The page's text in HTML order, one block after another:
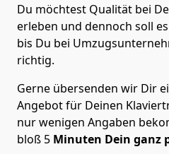
Du möchtest Qualität bei
erleben und dennoch soll
bis Du bei
richtig.
Gerne übersenden wir Dir
Angebot für Deinen
nur wenigen Angaben
bloß 5 Minuten Dein ganz